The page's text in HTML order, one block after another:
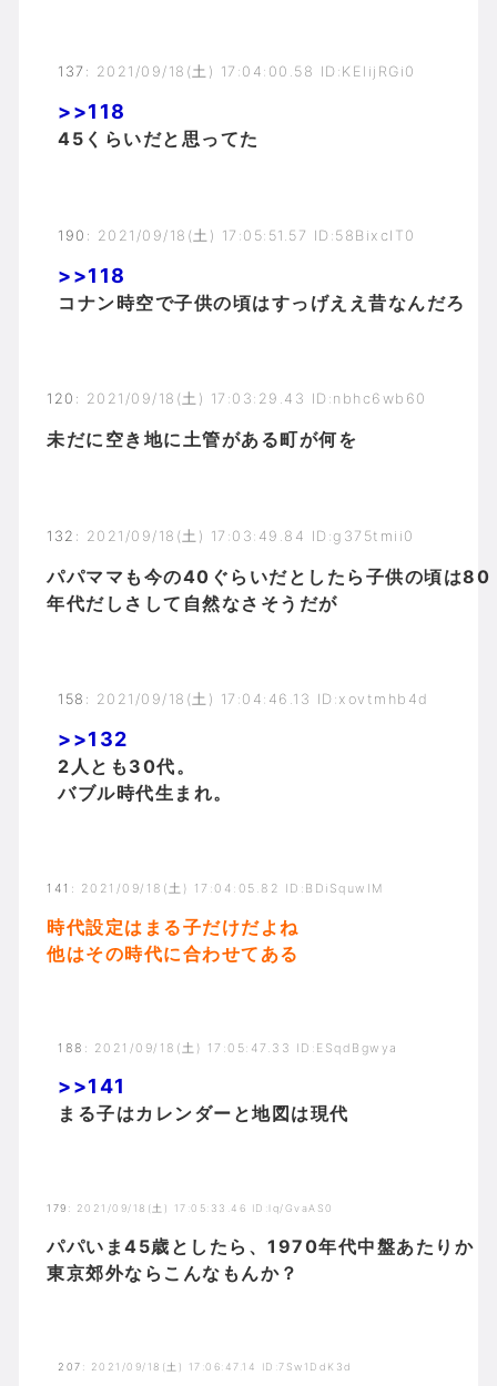
137 : 2021/09/18(土) 17:04:00.58 ID:KElijRGi0
>>118
45くらいだと思ってた
190 : 2021/09/18(土) 17:05:51.57 ID:58BixcIT0
>>118
コナン時空で子供の頃はすっげええ昔なんだろ
120 : 2021/09/18(土) 17:03:29.43 ID:nbhc6wb60
未だに空き地に土管がある町が何を
132 : 2021/09/18(土) 17:03:49.84 ID:g375tmii0
パパママも今の40ぐらいだとしたら子供の頃は80
年代だしさして自然なさそうだが
158 : 2021/09/18(土) 17:04:46.13 ID:xovtmhb4d
>>132
2人とも30代。
バブル時代生まれ。
141 : 2021/09/18(土) 17:04:05.82 ID:BDiSquwIM
時代設定はまる子だけだよね
他はその時代に合わせてある
188 : 2021/09/18(土) 17:05:47.33 ID:ESqdBgwya
>>141
まる子はカレンダーと地図は現代
179 : 2021/09/18(土) 17:05:33.46 ID:lq/GvaAS0
パパいま45歳としたら、1970年代中盤あたりか
東京郊外ならこんなもんか？
207 : 2021/09/18(土) 17:06:47.14 ID:7Sw1DdK3d